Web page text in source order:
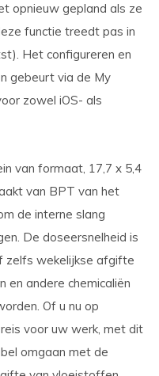
opnieuw gepland als ze
functie treedt pas in
Het configureren en
gebeurt via de My
zowel iOS- als
van formaat, 17,7 x 5,4
van BPT van het
de interne slang
De doseersnelheid is
zelfs wekelijkse afgifte
en andere chemicaliën
Of u nu op
voor uw werk, met dit
omgaan met de